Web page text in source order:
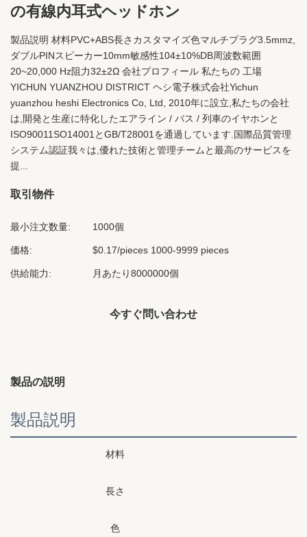
の有線内耳式ヘッドホン
製品説明 材料PVC+ABS長さカスタマイズ色マルチプラグ3.5mmz,
ダブルPINスピーカー10mm敏感性104±10%DB周波数範囲
20~20,000 Hz阻力32±2Ω 会社プロフィール 私たちの 工場
YICHUN YUANZHOU DISTRICT ヘシ電子株式会社Yichun
yuanzhou heshi Electronics Co, Ltd, 2010年に設立,私たちの会社
は,開発と生産に特化したエアライン / バス / 列車のイヤホンと
ISO90011SO14001とGB/T28001を通過しています.国際品質管理
システム認証我々は,優れた技術と管理チームと最高のサービスを
提...
取引物件
最小注文数量: 1000個
価格: $0.17/pieces 1000-9999 pieces
供給能力: 月あたり8000000個
今すぐ問い合わせ
製品の説明
製品説明
材料
長さ
色